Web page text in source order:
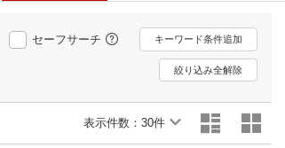
動画配信
楽天TV
動画配信ガイド
Rチャンネル
セーフサーチ キーワード条件追加
絞り込み全解除
表示件数： 30件